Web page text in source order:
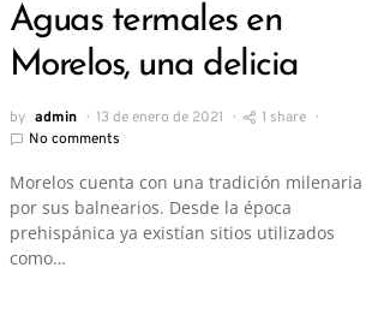
Aguas termales en
Morelos, una delicia
by admin 13 de enero de 2021
1 share
No comments
Morelos cuenta con una tradición milenaria
por sus balnearios. Desde la época
prehispánica ya existían sitios utilizados
como…